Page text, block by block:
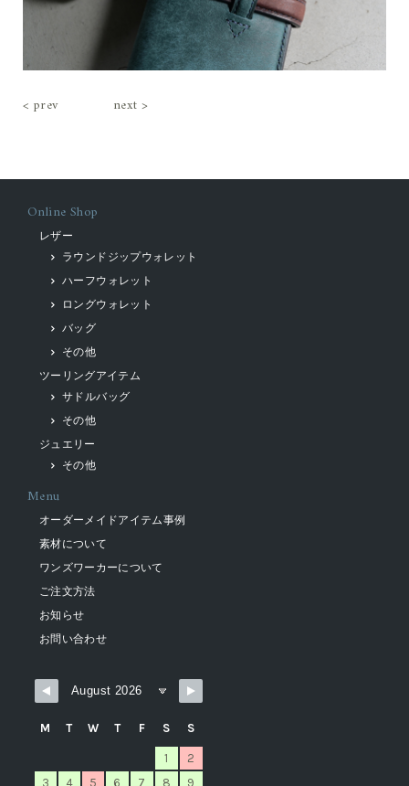
< prev next >
Online Shop
レザー
ラウンドジップウォレット
ハーフウォレット
ロングウォレット
バッグ
その他
ツーリングアイテム
サドルバッグ
その他
ジュエリー
その他
Menu
オーダーメイドアイテム事例
素材について
ワンズワーカーについて
ご注文方法
お知らせ
お問い合わせ
M T W T F S S
1
2
3
4 5 6 7 8 9